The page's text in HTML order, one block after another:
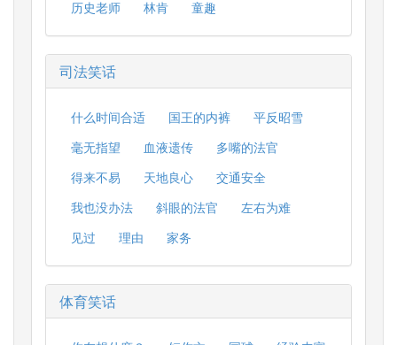
历史老师
林肯 童趣
司法笑话
什么时间合适 国王的内裤
平反昭雪
毫无指望
血液遗传
多嘴的法官
得来不易
天地良心
交通安全
我也没办法
斜眼的法官
左右为难
见过
理由 家务
体育笑话